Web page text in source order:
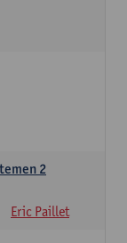
2
Eric Paillet